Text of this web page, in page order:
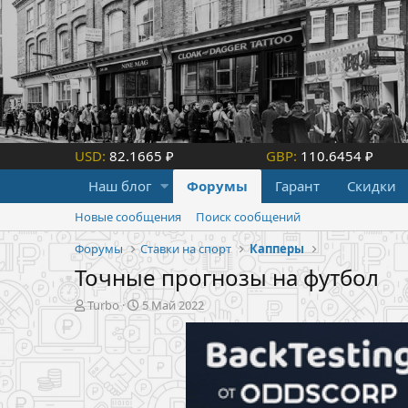
USD: 82.1665 ₽ GBP: 110.6454 ₽
Наш блог
Форумы Гарант Скидки
Новые сообщения
Поиск сообщений
Форумы
Ставки на спорт Капперы
Точные прогнозы на футбол
А
о
р
т
е
Turbo
Д
а
а
а
ч
5 Май 2022